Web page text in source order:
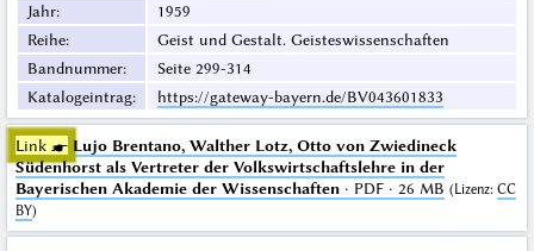
Jahr:
1959
Reihe:
Geist und Gestalt. Geisteswissenschaften
Bandnummer:
Seite 299-314
Katalogeintrag: https://gateway-bayern.de/BV043601833
Link ☛ Lujo Brentano, Walther Lotz, Otto von Zwiedineck
Südenhorst als Vertreter der Volkswirtschaftslehre in der
Bayerischen Akademie der Wissenschaften· PDF · 26 MB (Lizenz: CC
BY)